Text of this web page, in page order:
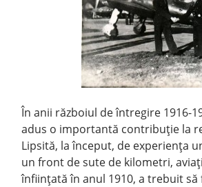
În anii războiul de întregire 1916-
adus o importantă contribuţie la
Lipsită, la început, de experienţa
un front de sute de kilometri,
înfiinţată în anul 1910, a trebuit